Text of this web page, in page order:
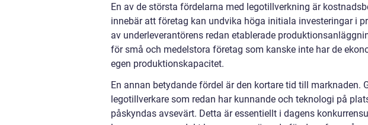
En av de största fördelarna med legotillverkning är
innebär att företag kan undvika höga initiala investeringar i
av underleverantörens redan etablerade
för små och medelstora företag som kanske inte har de
egen produktionskapacitet.
En annan betydande fördel är den kortare tid till marknaden.
legotillverkare som redan har kunnande och teknologi på
påskyndas avsevärt. Detta är essentiellt i dagens